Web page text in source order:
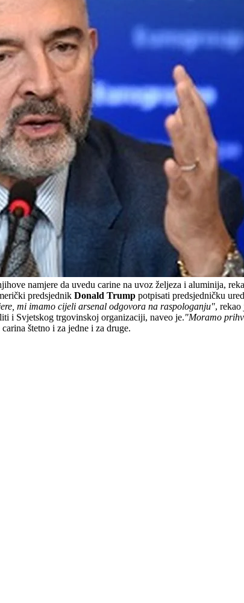
namjere da uvedu carine na uvoz željeza i aluminija,
predsjednik Donald Trump potpisati predsjedničku
mi imamo cijeli arsenal odgovora na raspologanju",
i Svjetskog trgovinskoj organizaciji, naveo je."Moramo
štetno i za jedne i za druge.